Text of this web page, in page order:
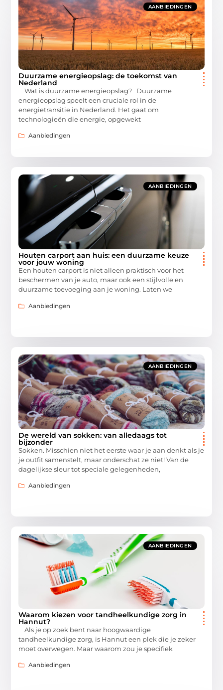
AANBIEDINGEN
Duurzame energieopslag: de toekomst van
Nederland
Wat is duurzame energieopslag? Duurzame
energieopslag speelt een cruciale rol in de
energietransitie in Nederland. Het gaat om
technologieën die energie, opgewekt
Aanbiedingen
AANBIEDINGEN
Houten carport aan huis: een duurzame keuze
voor jouw woning
Een houten carport is niet alleen praktisch voor het
beschermen van je auto, maar ook een stijlvolle en
duurzame toevoeging aan je woning. Laten we
Aanbiedingen
AANBIEDINGEN
De wereld van sokken: van alledaags tot
bijzonder
Sokken. Misschien niet het eerste waar je aan denkt als je
je outfit samenstelt, maar onderschat ze niet! Van de
dagelijkse sleur tot speciale gelegenheden,
Aanbiedingen
AANBIEDINGEN
Waarom kiezen voor tandheelkundige zorg in
Hannut?
Als je op zoek bent naar hoogwaardige
tandheelkundige zorg, is Hannut een plek die je zeker
moet overwegen. Maar waarom zou je specifiek
Aanbiedingen